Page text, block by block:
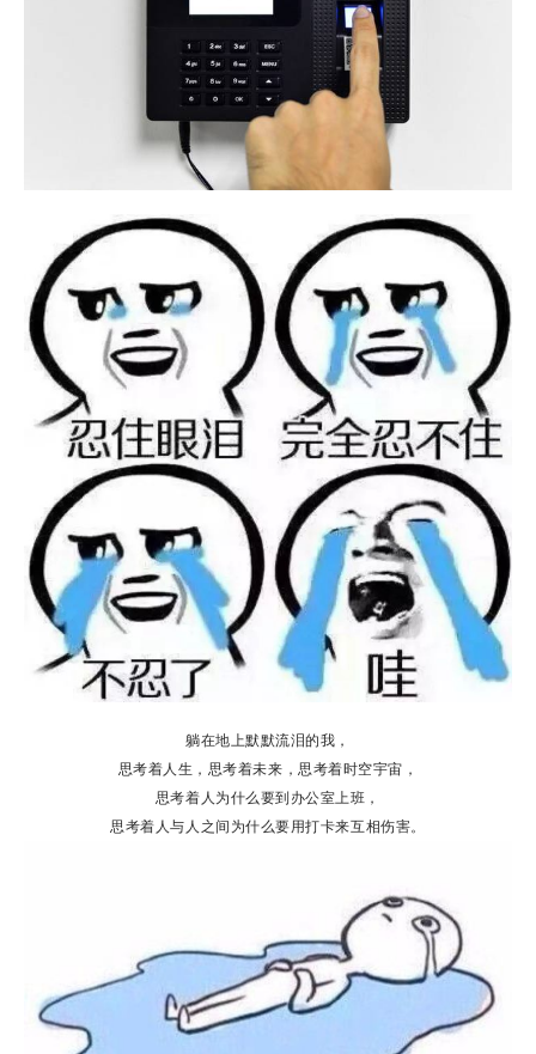
躺在地上默默流泪的我，
思考着人生，思考着未来，思考着时空宇宙，
思考着人为什么要到办公室上班，
思考着人与人之间为什么要用打卡来互相伤害。